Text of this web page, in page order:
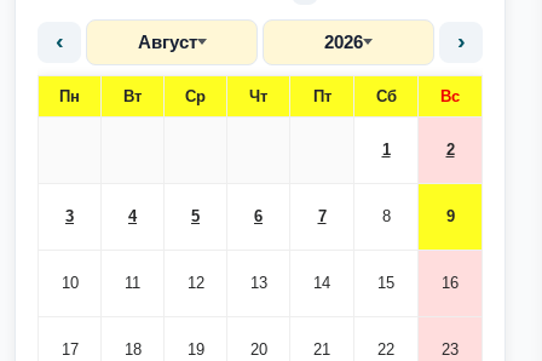
‹ Август 2026 ›
Пн Вт Ср Чт Пт Сб Вс
1 2
3 4 5 6 7 8 9
10 11 12 13 14 15 16
17 18 19 20 21 22 23